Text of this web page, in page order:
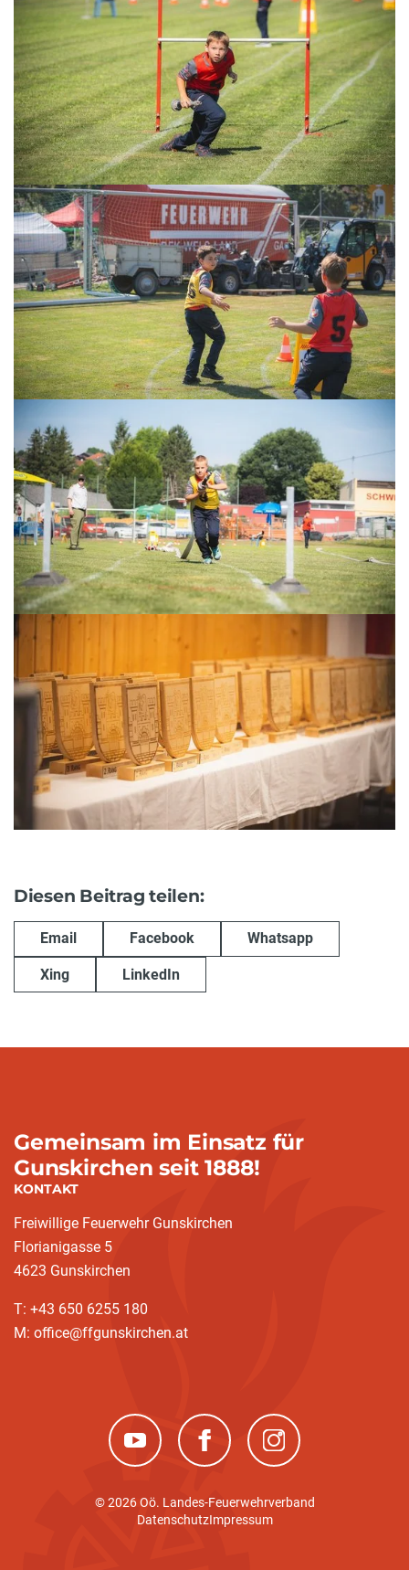
Diesen Beitrag teilen:
Email Facebook Whatsapp
Xing LinkedIn
Gemeinsam im Einsatz für
Gunskirchen seit 1888!
KONTAKT
Freiwillige Feuerwehr Gunskirchen
Florianigasse 5
4623 Gunskirchen
T: +43 650 6255 180
M: office@ffgunskirchen.at
(neues Fenster)(neues Fenster)(neues Fenster)
© 2026 Oö. Landes-Feuerwehrverband
DatenschutzImpressum